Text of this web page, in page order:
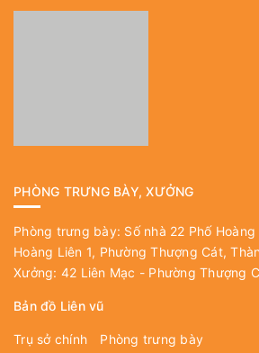
Phòng trưng bày: Số nhà 22 Phố Hoàng
Xưởng: 42 Liên Mạc - Phường Thượng
Trụ sở chính Phòng trưng bày